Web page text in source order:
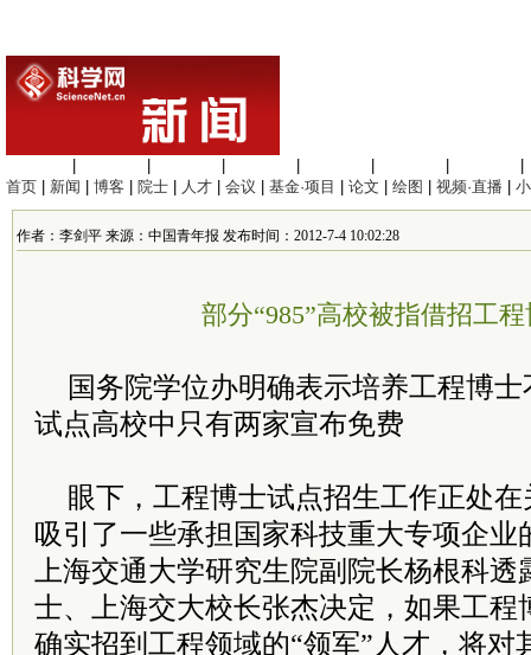
首页
新闻 博客 院士 人才 会议 基金·项目 论文 绘图 视频·直播
作者：李剑平 来源：中国青年报 发布时间：2012-7-4 10:02:28
部分“985”高校被指借招工
国务院学位办明确表示培养工程博
试点高校中只有两家宣布免费
眼下，工程博士试点招生工作正处
吸引了一些承担国家科技重大专项企业
上海交通大学研究生院副院长杨根科
士、上海交大校长张杰决定，如果工程
确实招到工程领域的“领军”人才，将对